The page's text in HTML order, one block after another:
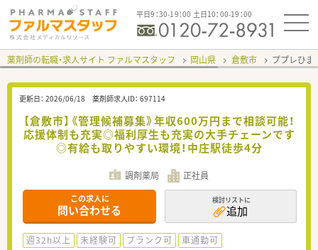
平日9：30-19：00 土日10：00-19：00
薬剤師の転職・求人サイト ファルマスタッフ 岡山県 倉敷市 ププレひ
更新日： 2026/06/18 薬剤師求人ID： 697114
【倉敷市】《管理候補募集》年収600万円まで相談可能！
応援体制も充実◎福利厚生も充実の大手チェーンです
◎有給も取りやすい環境！中庄駅徒歩4分
調剤薬局 正社員
この求人に
問い合わせる
検討リストに
追加
週32h以上 未経験可 ブランク可
車通勤可